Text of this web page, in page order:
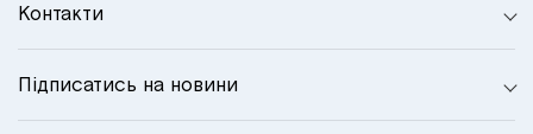
Контакти
Підписатись на новини